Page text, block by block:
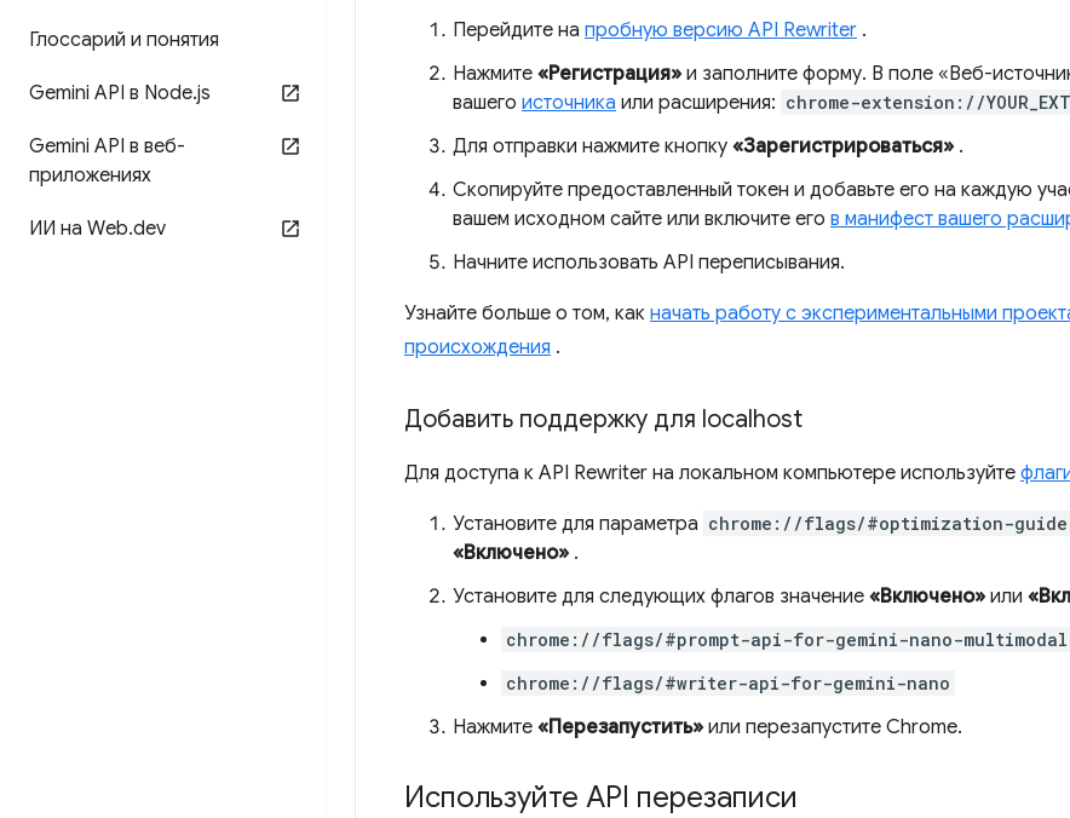
Глоссарий и понятия
Gemini API в Node.js
Gemini API в веб-
приложениях
ИИ на Web.dev
Перейдите на пробную версию API Rewriter .
Нажмите «Регистрация» и заполните форму. В поле «Веб-
вашего источника или расширения: chrome-extension://
Для отправки нажмите кнопку «Зарегистрироваться» .
Скопируйте предоставленный токен и добавьте его на каждую
вашем исходном сайте или включите его в манифест вашего
Начните использовать API переписывания.
Узнайте больше о том, как начать работу с экспериментальными
происхождения .
Добавить поддержку для localhost
Для доступа к API Rewriter на локальном компьютере используйте
Установите для параметра chrome://flags/#optimization-
«Включено» .
Установите для следующих флагов значение «Включено» или
chrome://flags/#prompt-api-for-gemini-nano-
chrome://flags/#writer-api-for-gemini-nano
Нажмите «Перезапустить» или перезапустите Chrome.
Используйте API перезаписи